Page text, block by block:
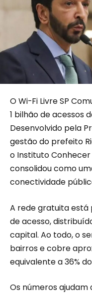
O Wi-Fi Livre SP
1 bilhão de acessos
Desenvolvido pela
gestão do prefeito
o Instituto
consolidou como
conectividade
A rede gratuita está
de acesso,
capital. Ao todo, o
bairros e cobre
equivalente a 36%
Os números ajudam